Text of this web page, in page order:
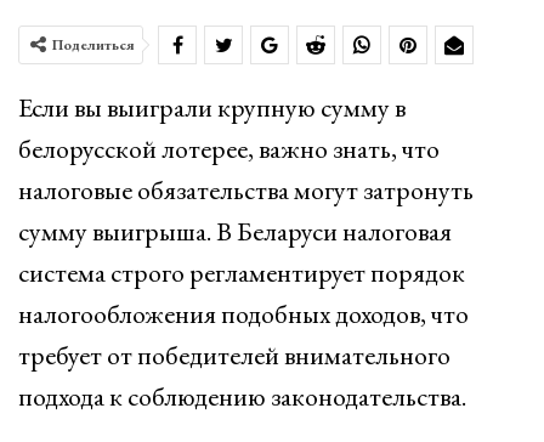
Поделиться
Если вы выиграли крупную сумму в
белорусской лотерее, важно знать, что
налоговые обязательства могут затронуть
сумму выигрыша. В Беларуси налоговая
система строго регламентирует порядок
налогообложения подобных доходов, что
требует от победителей внимательного
подхода к соблюдению законодательства.